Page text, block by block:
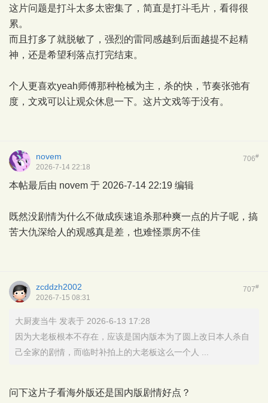
这片问题是打斗太多太密集了，简直是打斗毛片，看得很
累。
而且打多了就脱敏了，强烈的雷同感越到后面越提不起精
神，还是希望利落点打完结束。
个人更喜欢yeah师傅那种枪械为主，杀的快，节奏张弛有
度，文戏可以让观众休息一下。这片文戏等于没有。
706#
novem
2026-7-14 22:18
本帖最后由 novem 于 2026-7-14 22:19 编辑
既然没剧情为什么不做成疾速追杀那种爽一点的片子呢，搞
苦大仇深给人的观感真是差，也难怪票房不佳
707#
zcddzh2002
2026-7-15 08:31
大厨麦当牛 发表于 2026-6-13 17:28
因为大老板根本不存在，应该是国内版本为了圆上改日本人杀自
己全家的剧情，而临时补拍上的大老板这么一个人 ...
问下这片子看海外版还是国内版剧情好点？